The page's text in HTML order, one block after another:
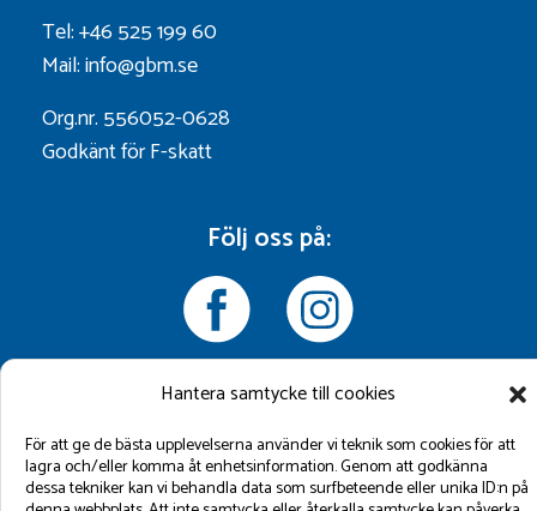
Hantera samtycke till cookies
För att ge de bästa upplevelserna använder vi teknik som cookies för att
lagra och/eller komma åt enhetsinformation. Genom att godkänna
dessa tekniker kan vi behandla data som surfbeteende eller unika ID:n på
Tel: +46 525 199 60
Mail: info@gbm.se
Org.nr. 556052-0628
Godkänt för F-skatt
Följ oss på:
©2026 GBM Marin AB.